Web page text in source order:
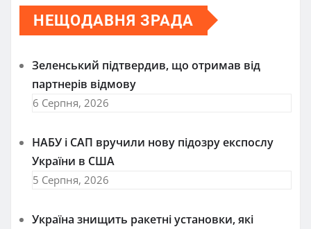
НЕЩОДАВНЯ ЗРАДА
Зеленський підтвердив, що отримав від
партнерів відмову
6 Серпня, 2026
НАБУ і САП вручили нову підозру експослу
України в США
5 Серпня, 2026
Україна знищить ракетні установки, які